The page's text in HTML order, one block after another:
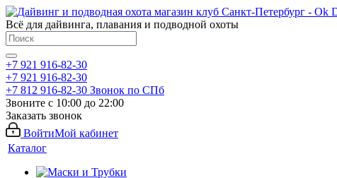
Всё для дайвинга, плавания и подводной охоты
+7 921 916-82-30
+7 921 916-82-30
+7 812 916-82-30 Звонок по СПб
Звоните с 10:00 до 22:00
Заказать звонок
ВойтиМой кабинет
Каталог